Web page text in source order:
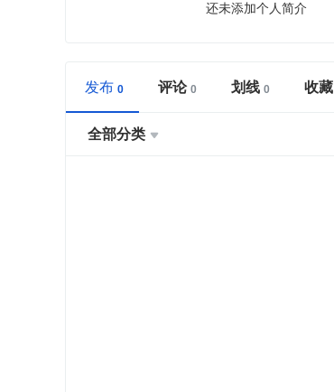
还未添加个人简介
发布 评论 划线 收藏
全部分类 